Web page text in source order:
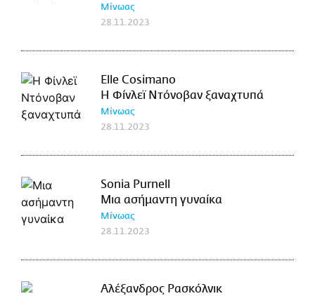
Μίνωας
28.11.2023
Elle Cosimano
Η Φίνλεϊ Ντόνοβαν ξαναχτυπά
Μίνωας
28.11.2023
Sonia Purnell
Μια ασήμαντη γυναίκα
Μίνωας
28.11.2023
Αλέξανδρος Ρασκόλνικ